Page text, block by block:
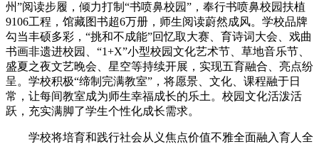
州”阅读步履，倾力打制“书喷鼻校园”，奉行书喷鼻校园扶植
9106工程，馆藏图书超6万册，师生阅读蔚然成风。学校品牌
勾当丰硕多彩，“挑和不成能”回忆取大赛、育诗词大会、戏曲
书画非遗进校园、“1+X”小型校园文化艺术节、草地音乐节、
盛夏之夜文艺晚会、星空等持续开展，实现五育融合、亮点纷
呈。学校积极“缔制完满教室”，将愿景、文化、课程融于日
常，让每间教室成为师生幸福成长的乐土。校园文化活泼活
跃，充实满脚了学生个性化成长需求。
学校将培育和践行社会从义焦点价值不雅全面融入育人全